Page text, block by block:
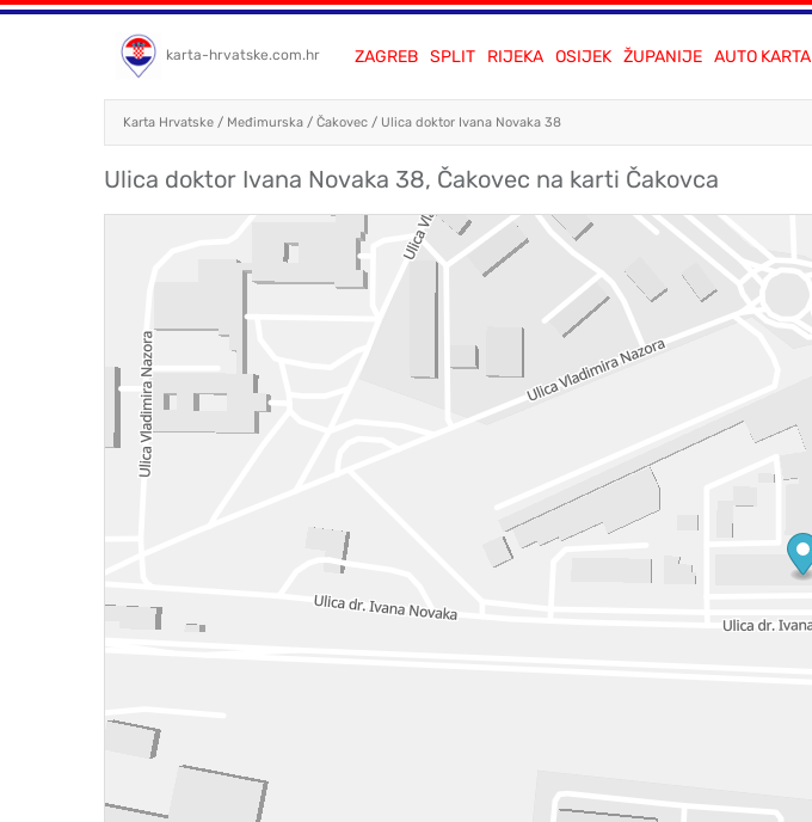
karta-hrvatske.com.hr ZAGREB SPLIT RIJEKA OSIJEK ŽUPANIJE AUTO KARTA
Karta Hrvatske / Međimurska / Čakovec / Ulica doktor Ivana Novaka 38
Ulica doktor Ivana Novaka 38, Čakovec na karti Čakovca